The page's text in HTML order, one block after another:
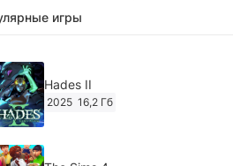
игры
Hades II
2025 16,2 Гб